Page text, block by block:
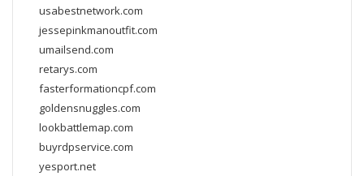
usabestnetwork.com
jessepinkmanoutfit.com
umailsend.com
retarys.com
fasterformationcpf.com
goldensnuggles.com
lookbattlemap.com
buyrdpservice.com
yesport.net